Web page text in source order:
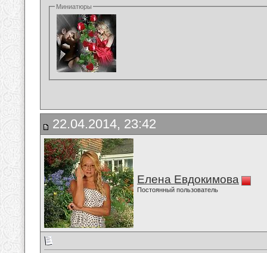
Миниатюры
22.04.2014, 23:42
Елена Евдокимова
Постоянный пользователь